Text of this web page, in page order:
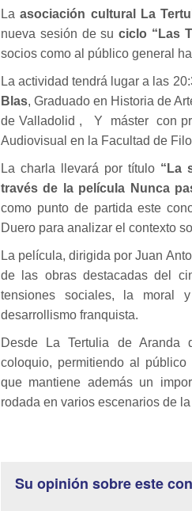
Laasociación cultural La
nueva sesión de su ciclo “Las
socios como al público general
La actividad tendrá lugar a las
Blas, Graduado en Historia de
de Valladolid , Y máster con
Audiovisual en la Facultad de
La charla llevará por título “La
través de la película Nunca
como punto de partida este
Duero para analizar el contexto
La película, dirigida por Juan
de las obras destacadas del
tensiones sociales, la moral
desarrollismo franquista.
Desde La Tertulia de Aranda
coloquio, permitiendo al
que mantiene además un
rodada en varios escenarios de
Su opinión sobre este